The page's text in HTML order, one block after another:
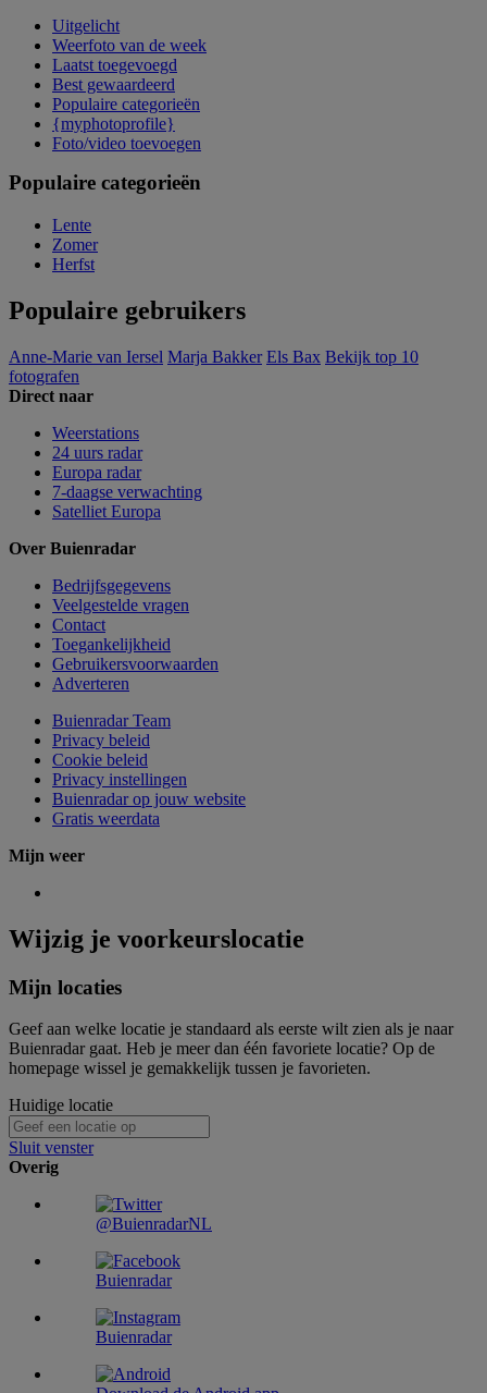
Uitgelicht
Weerfoto van de week
Laatst toegevoegd
Best gewaardeerd
Populaire categorieën
{myphotoprofile}
Foto/video toevoegen
Populaire categorieën
Lente
Zomer
Herfst
Populaire gebruikers
Anne-Marie van Iersel Marja Bakker Els Bax Bekijk top 10
fotografen
Direct naar
Weerstations
24 uurs radar
Europa radar
7-daagse verwachting
Satelliet Europa
Over Buienradar
Bedrijfsgegevens
Veelgestelde vragen
Contact
Toegankelijkheid
Gebruikersvoorwaarden
Adverteren
Buienradar Team
Privacy beleid
Cookie beleid
Privacy instellingen
Buienradar op jouw website
Gratis weerdata
Mijn weer
Wijzig je voorkeurslocatie
Mijn locaties
Geef aan welke locatie je standaard als eerste wilt zien als je naar
Buienradar gaat. Heb je meer dan één favoriete locatie? Op de
homepage wissel je gemakkelijk tussen je favorieten.
Huidige locatie
Sluit venster
Overig
@BuienradarNL
Buienradar
Buienradar